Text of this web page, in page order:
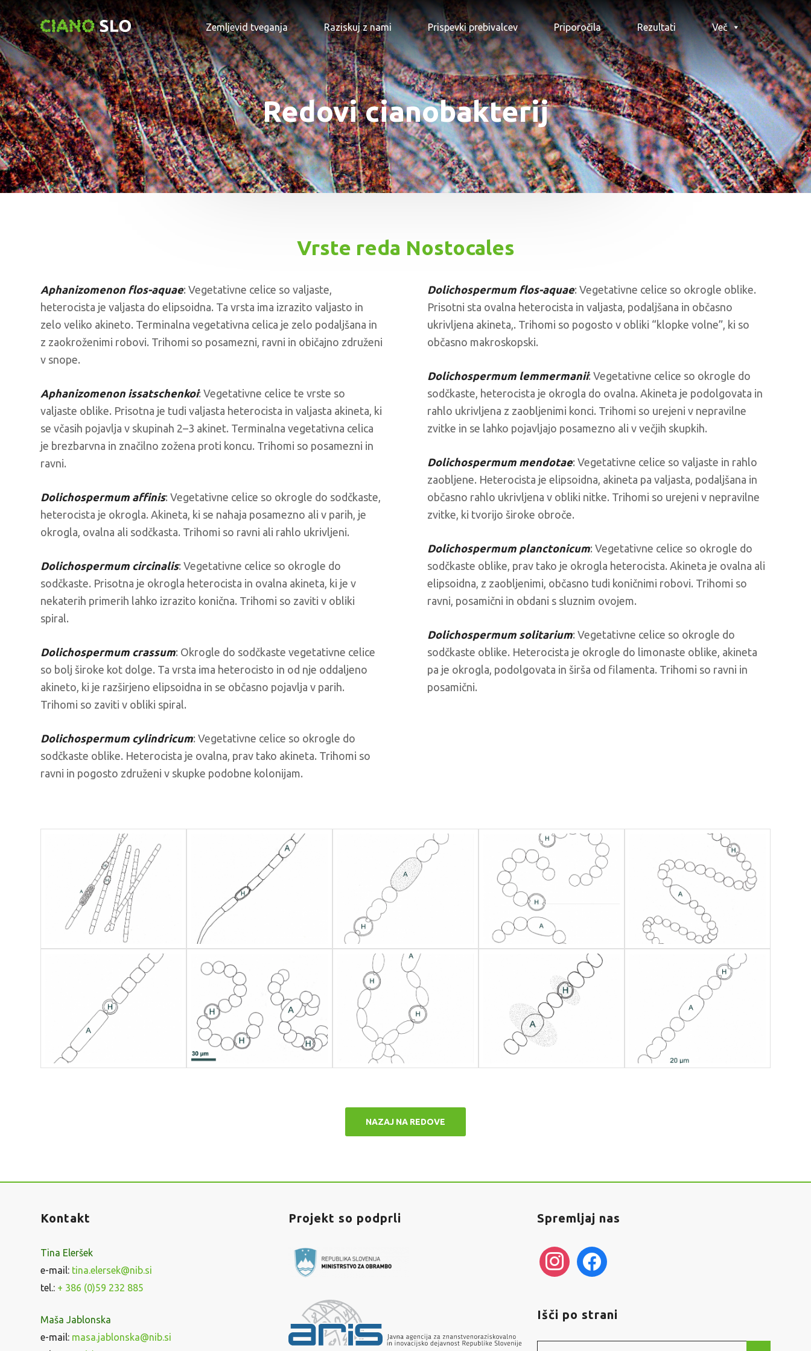
Zemljevid tveganja Raziskuj z nami Prispevki prebivalcev Priporočila Rezultati Več
Redovi cianobakterij
Vrste reda Nostocales
Aphanizomenon flos-aquae: Vegetativne celice so valjaste,
heterocista je valjasta do elipsoidna. Ta vrsta ima izrazito valjasto in
zelo veliko akineto. Terminalna vegetativna celica je zelo podaljšana in
z zaokroženimi robovi. Trihomi so posamezni, ravni in običajno združeni
v snope.
Aphanizomenon issatschenkoi: Vegetativne celice te vrste so
valjaste oblike. Prisotna je tudi valjasta heterocista in valjasta akineta, ki
se včasih pojavlja v skupinah 2–3 akinet. Terminalna vegetativna celica
je brezbarvna in značilno zožena proti koncu. Trihomi so posamezni in
ravni.
Dolichospermum affinis: Vegetativne celice so okrogle do sodčkaste,
heterocista je okrogla. Akineta, ki se nahaja posamezno ali v parih, je
okrogla, ovalna ali sodčkasta. Trihomi so ravni ali rahlo ukrivljeni.
Dolichospermum circinalis: Vegetativne celice so okrogle do
sodčkaste. Prisotna je okrogla heterocista in ovalna akineta, ki je v
nekaterih primerih lahko izrazito konična. Trihomi so zaviti v obliki
spiral.
Dolichospermum crassum: Okrogle do sodčkaste vegetativne celice
so bolj široke kot dolge. Ta vrsta ima heterocisto in od nje oddaljeno
akineto, ki je razširjeno elipsoidna in se občasno pojavlja v parih.
Trihomi so zaviti v obliki spiral.
Dolichospermum cylindricum: Vegetativne celice so okrogle do
sodčkaste oblike. Heterocista je ovalna, prav tako akineta. Trihomi so
ravni in pogosto združeni v skupke podobne kolonijam.
Dolichospermum flos-aquae: Vegetativne celice so okrogle oblike.
Prisotni sta ovalna heterocista in valjasta, podaljšana in občasno
ukrivljena akineta,. Trihomi so pogosto v obliki “klopke volne”, ki so
občasno makroskopski.
Dolichospermum lemmermanii: Vegetativne celice so okrogle do
sodčkaste, heterocista je okrogla do ovalna. Akineta je podolgovata in
rahlo ukrivljena z zaobljenimi konci. Trihomi so urejeni v nepravilne
zvitke in se lahko pojavljajo posamezno ali v večjih skupkih.
Dolichospermum mendotae: Vegetativne celice so valjaste in rahlo
zaobljene. Heterocista je elipsoidna, akineta pa valjasta, podaljšana in
občasno rahlo ukrivljena v obliki nitke. Trihomi so urejeni v nepravilne
zvitke, ki tvorijo široke obroče.
Dolichospermum planctonicum: Vegetativne celice so okrogle do
sodčkaste oblike, prav tako je okrogla heterocista. Akineta je ovalna ali
elipsoidna, z zaobljenimi, občasno tudi koničnimi robovi. Trihomi so
ravni, posamični in obdani s sluznim ovojem.
Dolichospermum solitarium: Vegetativne celice so okrogle do
sodčkaste oblike. Heterocista je okrogle do limonaste oblike, akineta
pa je okrogla, podolgovata in širša od filamenta. Trihomi so ravni in
posamični.
NAZAJ NA REDOVE
Kontakt
Tina Eleršek
e-mail: tina.elersek@nib.si
tel.: + 386 (0)59 232 885
Maša Jablonska
e-mail: masa.jablonska@nib.si
Projekt so podprli Spremljaj nas
instagramfacebook
Išči po strani